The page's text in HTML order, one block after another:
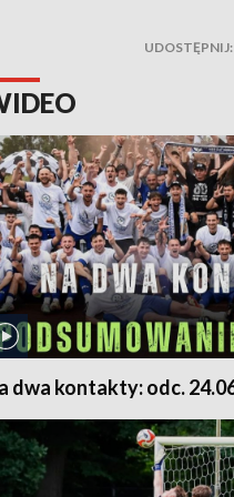
UDOSTĘPNIJ:
dwa kontakty: odc.